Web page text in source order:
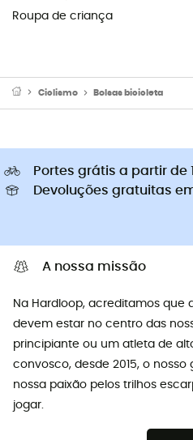
Roupa de criança
Ciclismo Bolsas bicicleta
Portes grátis a partir de
Devoluções gratuitas
A nossa missão
Na Hardloop, acreditamos que
devem estar no centro das
principiante ou um atleta de
convosco, desde 2015, o
nossa paixão pelos trilhos
jogar.